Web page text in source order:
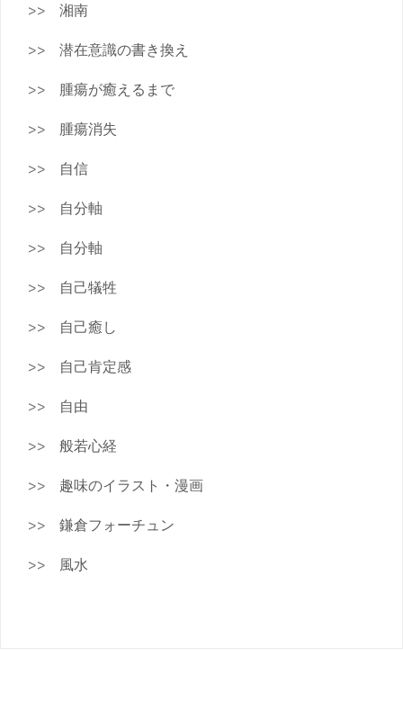
湘南
潜在意識の書き換え
腫瘍が癒えるまで
腫瘍消失
自信
自分軸
自分軸
自己犠牲
自己癒し
自己肯定感
自由
般若心経
趣味のイラスト・漫画
鎌倉フォーチュン
風水